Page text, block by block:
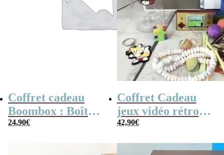
Coffret cadeau
Boombox : Boîte
bonbons des
24,90€
Coffret Cadeau
jeux vidéo rétro
(avec sa console de
42,90€